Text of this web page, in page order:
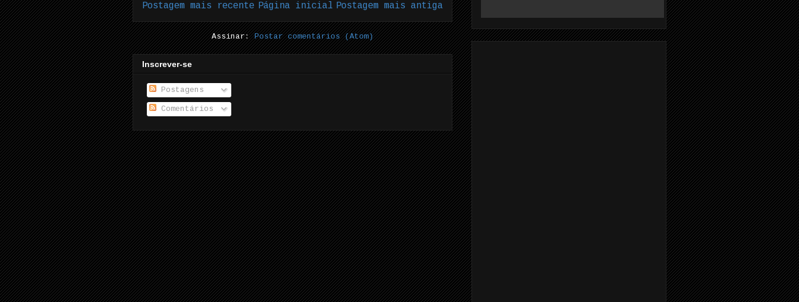
Postagem mais recente Postagem mais antiga
Página inicial
Assinar:Postar comentários (Atom)
Inscrever-se
Postagens
Comentários